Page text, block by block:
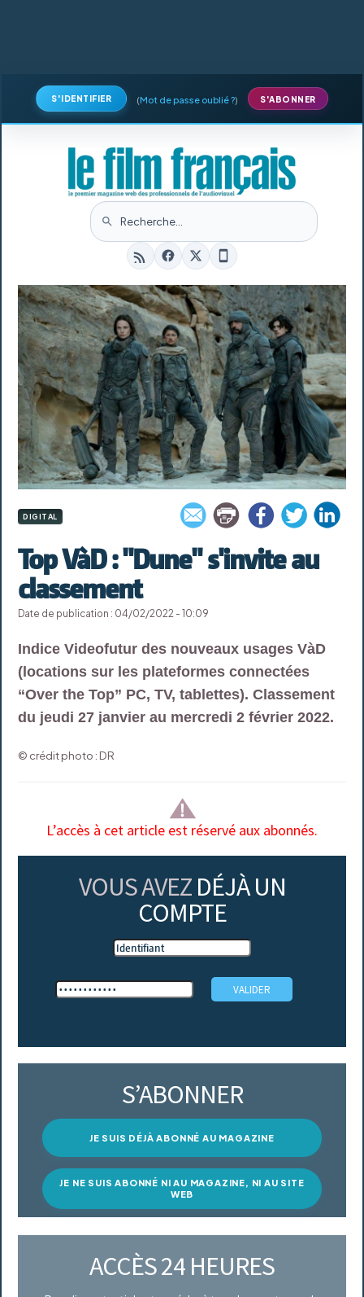
S'IDENTIFIER (Mot de passe oublié ?) S'ABONNER
DIGITAL
Top VàD : "Dune" s'invite au
classement
Date de publication : 04/02/2022 - 10:09
Indice Videofutur des nouveaux usages VàD
(locations sur les plateformes connectées
“Over the Top” PC, TV, tablettes). Classement
du jeudi 27 janvier au mercredi 2 février 2022.
© crédit photo : DR
L’accès à cet article est réservé aux abonnés.
VOUS AVEZ DÉJÀ UN
COMPTE
S’ABONNER
JE SUIS DÉJÀ ABONNÉ AU MAGAZINE
JE NE SUIS ABONNÉ NI AU MAGAZINE, NI AU SITE
WEB
ACCÈS 24 HEURES